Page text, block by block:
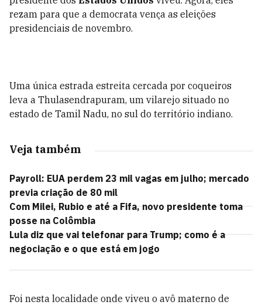
rezam para que a democrata vença as eleições
presidenciais de novembro.
Uma única estrada estreita cercada por coqueiros
leva a Thulasendrapuram, um vilarejo situado no
estado de Tamil Nadu, no sul do território indiano.
Veja também
Payroll: EUA perdem 23 mil vagas em julho; mercado
previa criação de 80 mil
Com Milei, Rubio e até a Fifa, novo presidente toma
posse na Colômbia
Lula diz que vai telefonar para Trump; como é a
negociação e o que está em jogo
Foi nesta localidade onde viveu o avô materno de